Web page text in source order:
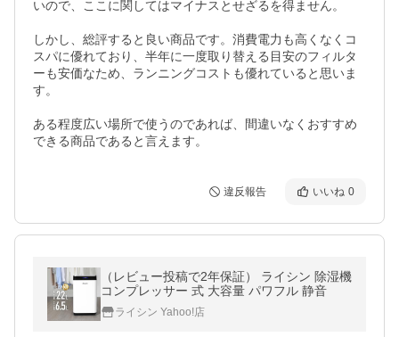
いので、ここに関してはマイナスとせざるを得ません。
しかし、総評すると良い商品です。消費電力も高くなくコ
スパに優れており、半年に一度取り替える目安のフィルタ
ーも安価なため、ランニングコストも優れていると思いま
す。
ある程度広い場所で使うのであれば、間違いなくおすすめ
できる商品であると言えます。
違反報告 いいね 0
（レビュー投稿で2年保証） ライシン 除湿機
コンプレッサー 式 大容量 パワフル 静音
ライシン Yahoo!店